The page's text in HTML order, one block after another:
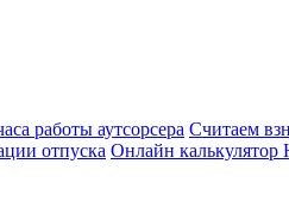
работы аутсорсера Считаем
отпуска Онлайн